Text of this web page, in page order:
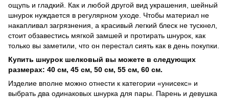
ощупь и гладкий. Как и любой другой вид украшения, шейный
шнурок нуждается в регулярном уходе. Чтобы материал не
накапливал загрязнения, а красивый легкий блеск не тускнел,
стоит обзавестись мягкой замшей и протирать шнурок, как
только вы заметили, что он перестал сиять как в день покупки.
Купить шнурок шелковый вы можете в следующих
размерах: 40 см, 45 см, 50 см, 55 см, 60 см.
Изделие вполне можно отнести к категории «унисекс» и
выбрать два одинаковых шнурка для пары. Парень и девушка